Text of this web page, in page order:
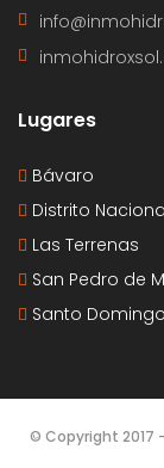
Lugares
Bávaro
Distrito
Las Terrenas
San Pedro de
Santo
© Copyright 2017 -